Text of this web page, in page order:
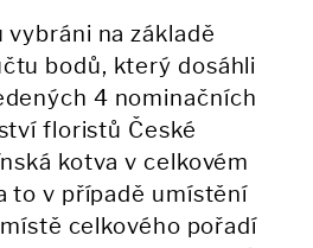
na základě
bodů, který dosáhli
4 nominačních
floristů České
kotva v celkovém
to v případě umístění
celkového pořadí